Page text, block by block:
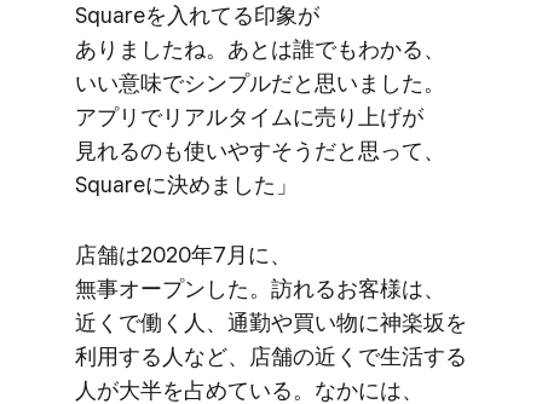
Squareを​入れてる​印象が​
ありましたね。​あとは​誰でも​わかる、​
いい​意味で​シンプルだと​思いました。​
アプリで​リアルタイムに​売り上げが​
見れるのも​使いやすそうだと​思って、​
Squareに​決めました」
店舗は​2020年7月に、​
無事オープンした。​訪れる​お客様は、​
近くで​働く​人、​通勤や​買い物に​神楽坂を​
利用する​人など、​店舗の​近くで​生活する​
人が​大半を​占めている。​なかには、​